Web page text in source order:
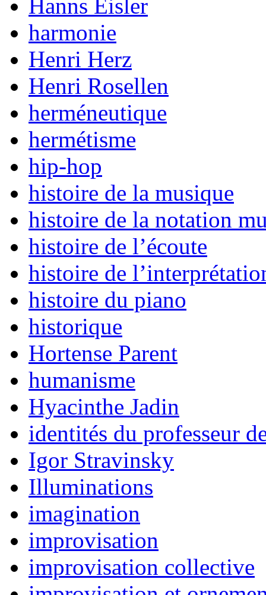
Hanns Eisler
harmonie
Henri Herz
Henri Rosellen
herméneutique
hermétisme
hip-hop
histoire de la musique
histoire de la notation
histoire de l’écoute
histoire de
histoire du piano
historique
Hortense Parent
humanisme
Hyacinthe Jadin
identités du professeur
Igor Stravinsky
Illuminations
imagination
improvisation
improvisation collective